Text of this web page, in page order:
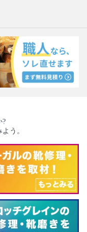
?
う。